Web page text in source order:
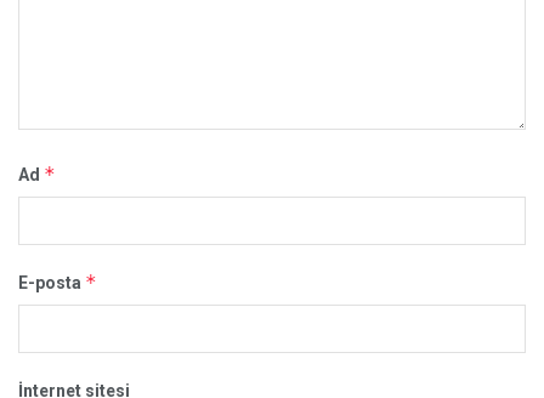
Ad *
E-posta *
İnternet sitesi